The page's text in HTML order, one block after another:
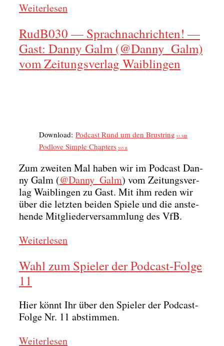
Wei­ter­le­sen
RudB030 — Sprachnachrichten! —
Gast: Danny Galm (@Danny_Galm)
vom Zeitungsverlag Waiblingen
Down­load: Pod­cast Rund um den Brust­ring 93 MB
Pod­l­ove Simp­le Chap­ters 595 B
Zum zwei­ten Mal haben wir im Pod­cast Dan­
ny Galm (@Danny_Galm) vom Zei­tungs­ver­
lag Waib­lin­gen zu Gast. Mit ihm reden wir
über die letz­ten bei­den Spie­le und die anste­
hen­de Mit­glie­der­ver­samm­lung des VfB.
Wei­ter­le­sen
Wahl zum Spieler der Podcast-Folge
11
Hier könnt Ihr über den Spie­ler der Pod­cast-
Fol­ge Nr. 11 abstim­men.
Wei­ter­le­sen